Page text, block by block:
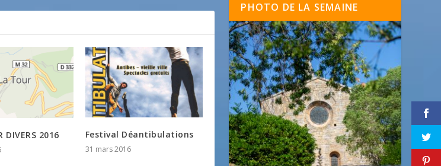
DIVERS 2016 Festival Déantibulations
31 mars 2016
PHOTO DE LA SEMAINE